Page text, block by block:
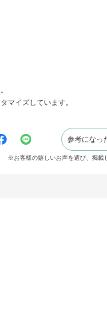
マイズしています。
参考になっ
※お客様の嬉しいお声を選び、掲載